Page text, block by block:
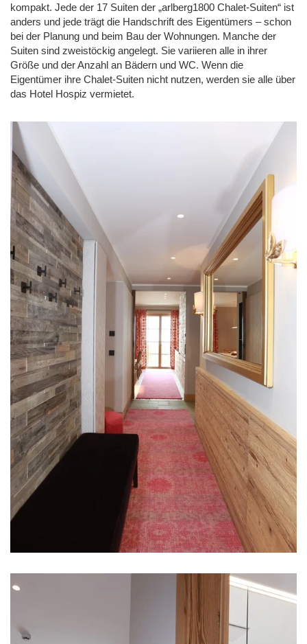
kompakt. Jede der 17 Suiten der „arlberg1800 Chalet-Suiten“ ist
anders und jede trägt die Handschrift des Eigentümers – schon
bei der Planung und beim Bau der Wohnungen. Manche der
Suiten sind zweistöckig angelegt. Sie variieren alle in ihrer
Größe und der Anzahl an Bädern und WC. Wenn die
Eigentümer ihre Chalet-Suiten nicht nutzen, werden sie alle über
das Hotel Hospiz vermietet.